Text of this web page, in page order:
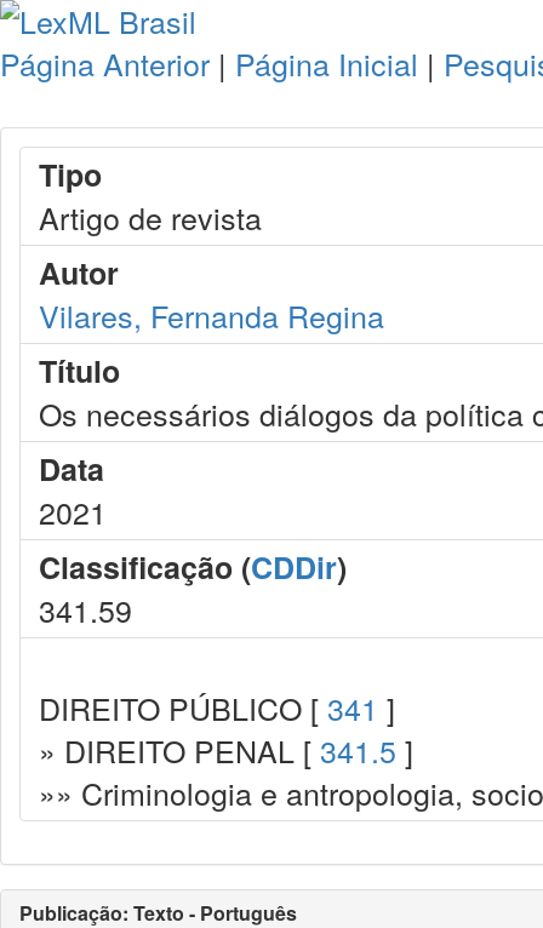
Página Anterior | Página Inicial |
Tipo
Artigo de revista
Autor
Vilares, Fernanda Regina
Título
Os necessários diálogos da política
Data
2021
Classificação (CDDir)
341.59
DIREITO PÚBLICO [ 341 ]
» DIREITO PENAL [ 341.5 ]
»» Criminologia e antropologia,
Publicação: Texto - Português